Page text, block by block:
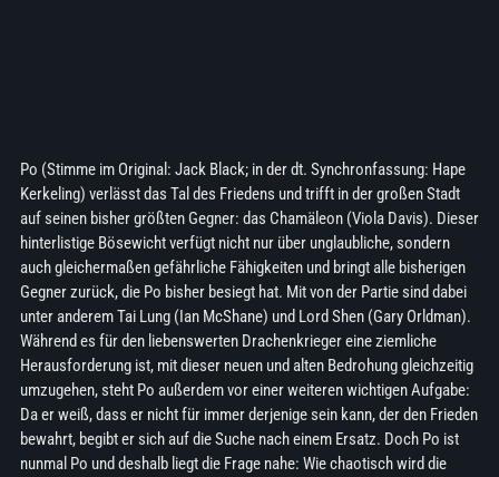
Po (Stimme im Original: Jack Black; in der dt. Synchronfassung: Hape
Kerkeling) verlässt das Tal des Friedens und trifft in der großen Stadt
auf seinen bisher größten Gegner: das Chamäleon (Viola Davis). Dieser
hinterlistige Bösewicht verfügt nicht nur über unglaubliche, sondern
auch gleichermaßen gefährliche Fähigkeiten und bringt alle bisherigen
Gegner zurück, die Po bisher besiegt hat. Mit von der Partie sind dabei
unter anderem Tai Lung (Ian McShane) und Lord Shen (Gary Orldman).
Während es für den liebenswerten Drachenkrieger eine ziemliche
Herausforderung ist, mit dieser neuen und alten Bedrohung gleichzeitig
umzugehen, steht Po außerdem vor einer weiteren wichtigen Aufgabe:
Da er weiß, dass er nicht für immer derjenige sein kann, der den Frieden
bewahrt, begibt er sich auf die Suche nach einem Ersatz. Doch Po ist
nunmal Po und deshalb liegt die Frage nahe: Wie chaotisch wird die